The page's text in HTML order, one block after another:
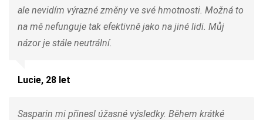
ale nevidím výrazné změny ve své hmotnosti. Možná to
na mě nefunguje tak efektivně jako na jiné lidi. Můj
názor je stále neutrální.
Lucie, 28 let
Sasparin mi přinesl úžasné výsledky. Během krátké